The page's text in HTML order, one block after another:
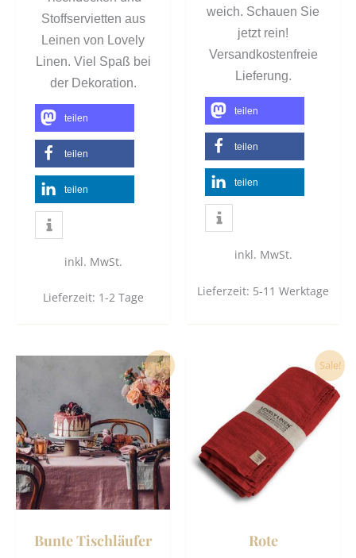
Stoffservietten aus
Leinen von Lovely
Linen. Viel Spaß bei
der Dekoration.
teilen
teilen
teilen
inkl. MwSt.
Lieferzeit: 1-2 Tage
weich. Schauen Sie
jetzt rein!
Versandkostenfreie
Lieferung.
teilen
teilen
teilen
inkl. MwSt.
Lieferzeit: 5-11 Werktage
Sale!
Bunte Tischläufer
Dieses
Produkt
weist
mehrere
Varianten
auf.
Die
Optionen
Sale!
Rote
weist